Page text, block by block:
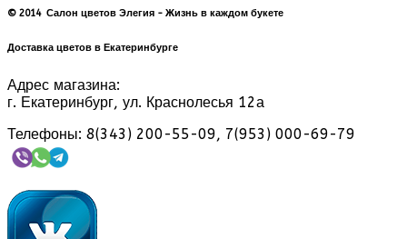
© 2014 Салон цветов Элегия - Жизнь в каждом букете
Доставка цветов в Екатеринбурге
Адрес магазина:
г. Екатеринбург, ул. Краснолесья 12а
Телефоны: 8(343) 200-55-09, 7(953) 000-69-79